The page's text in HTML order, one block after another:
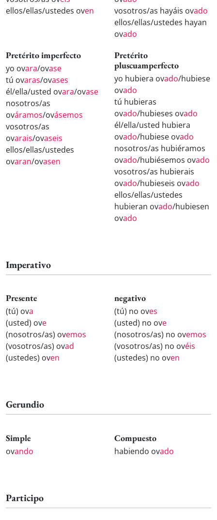
ellos/ellas/ustedes oven
vosotros/as hayáis ovado
ellos/ellas/ustedes hayan
ovado
Pretérito imperfecto
yo ovara/ovase
tú ovaras/ovases
él/ella/usted ovara/ovase
nosotros/as
ováramos/ovásemos
vosotros/as
ovarais/ovaseis
ellos/ellas/ustedes
ovaran/ovasen
Pretérito
pluscuamperfecto
yo hubiera ovado/hubiese
ovado
tú hubieras
ovado/hubieses ovado
él/ella/usted hubiera
ovado/hubiese ovado
nosotros/as hubiéramos
ovado/hubiésemos ovado
vosotros/as hubierais
ovado/hubieseis ovado
ellos/ellas/ustedes
hubieran ovado/hubiesen
ovado
Imperativo
Presente
(tú) ova
(usted) ove
(nosotros/as) ovemos
(vosotros/as) ovad
(ustedes) oven
negativo
(tú) no oves
(usted) no ove
(nosotros/as) no ovemos
(vosotros/as) no ovéis
(ustedes) no oven
Gerundio
Simple
ovando
Compuesto
habiendo ovado
Participo